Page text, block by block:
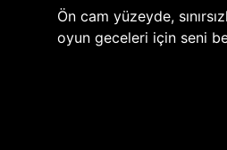
Ön cam yüzeyde,
oyun geceleri için seni